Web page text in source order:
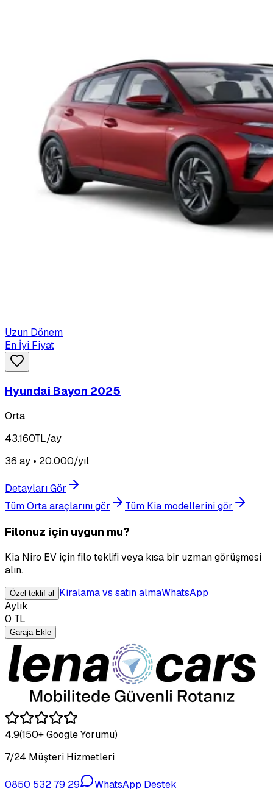
Uzun Dönem
En İyi Fiyat
Hyundai Bayon 2025
Orta
43.160TL/ay
36 ay • 20.000/yıl
Detayları Gör
Tüm Orta araçlarını gör
Tüm Kia modellerini gör
Filonuz için uygun mu?
Kia Niro EV için filo teklifi veya kısa bir uzman görüşmesi
alın.
Özel teklif al Kiralama vs satın almaWhatsApp
Aylık
0 TL
Garaja Ekle
4.9(150+ Google Yorumu)
7/24 Müşteri Hizmetleri
0850 532 79 29 WhatsApp Destek